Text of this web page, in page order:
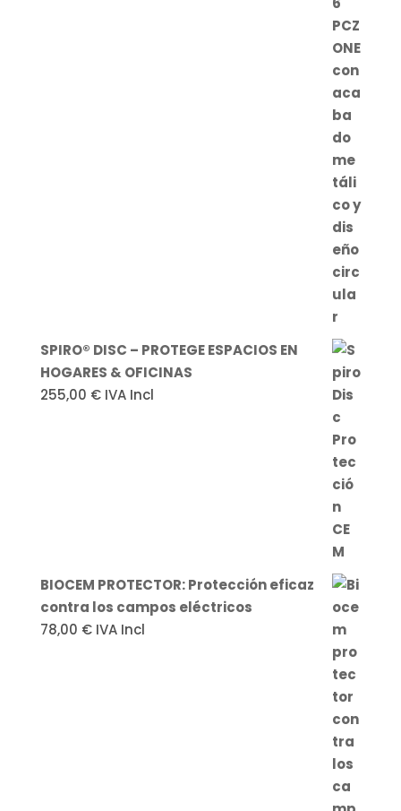
SPIRO® DISC – PROTEGE ESPACIOS EN
HOGARES & OFICINAS
255,00 € IVA Incl
BIOCEM PROTECTOR: Protección eficaz
contra los campos eléctricos
78,00 € IVA Incl